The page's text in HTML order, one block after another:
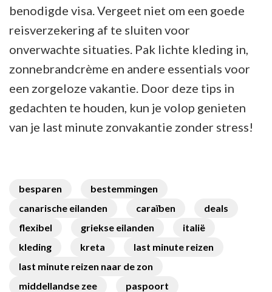
benodigde visa. Vergeet niet om een goede
reisverzekering af te sluiten voor
onverwachte situaties. Pak lichte kleding in,
zonnebrandcrème en andere essentials voor
een zorgeloze vakantie. Door deze tips in
gedachten te houden, kun je volop genieten
van je last minute zonvakantie zonder stress!
besparen
bestemmingen
canarische eilanden
caraïben
deals
flexibel
griekse eilanden
italië
kleding
kreta
last minute reizen
last minute reizen naar de zon
middellandse zee
paspoort